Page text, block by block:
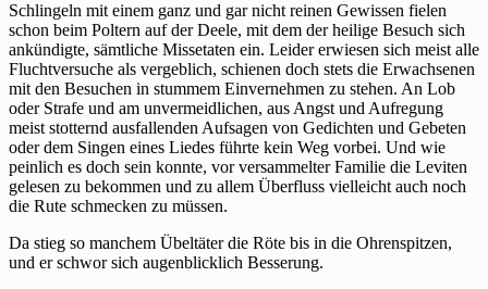
Schlingeln mit einem ganz und gar nicht reinen Gewissen fielen
schon beim Poltern auf der Deele, mit dem der heilige Besuch sich
ankündigte, sämtliche Missetaten ein. Leider erwiesen sich meist alle
Fluchtversuche als vergeblich, schienen doch stets die Erwachsenen
mit den Besuchen in stummem Einvernehmen zu stehen. An Lob
oder Strafe und am unvermeidlichen, aus Angst und Aufregung
meist stotternd ausfallenden Aufsagen von Gedichten und Gebeten
oder dem Singen eines Liedes führte kein Weg vorbei. Und wie
peinlich es doch sein konnte, vor versammelter Familie die Leviten
gelesen zu bekommen und zu allem Überfluss vielleicht auch noch
die Rute schmecken zu müssen.
Da stieg so manchem Übeltäter die Röte bis in die Ohrenspitzen,
und er schwor sich augenblicklich Besserung.